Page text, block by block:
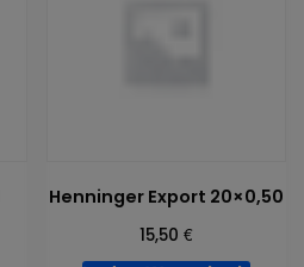
Henninger Export 20×0,50
15,50€